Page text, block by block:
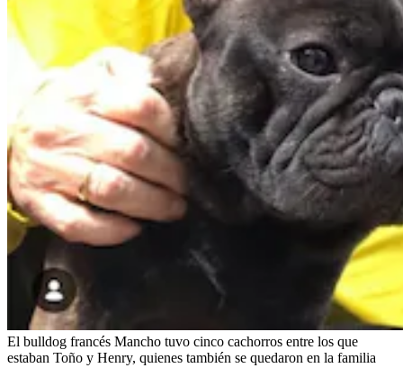
El bulldog francés Mancho tuvo cinco cachorros entre los que
estaban Toño y Henry, quienes también se quedaron en la familia